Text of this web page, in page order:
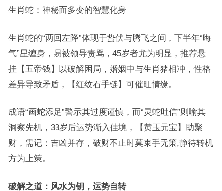
生肖蛇：神秘而多变的智慧化身
生肖蛇的“两回左降”体现于蛰伏与腾飞之间，下半年“晦
气”星缠身，易被领导责骂，45岁者尤为明显，推荐悬
挂【五帝钱】以破解困局，婚姻中与生肖猪相冲，性格
差异导致矛盾，【红纹石手链】可催旺情缘。
成语“画蛇添足”警示其过度谨慎，而“灵蛇吐信”则喻其
洞察先机，33岁后运势渐入佳境，【黄玉元宝】助聚
财，需记：吉凶并存，破财不止时莫束手无策,静待转机
方为上策。
破解之道：风水为钥，运势自转